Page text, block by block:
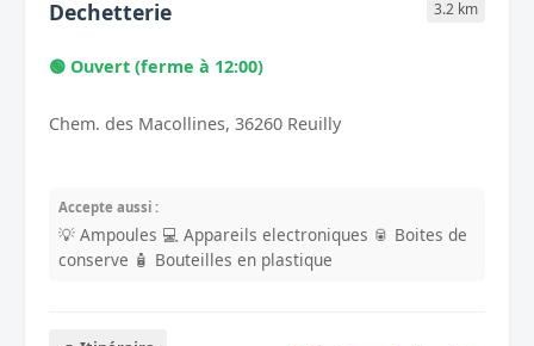
Dechetterie 3.2 km
🟢 Ouvert (ferme à 12:00)
Chem. des Macollines, 36260 Reuilly
Accepte aussi :
💡 Ampoules 💻 Appareils electroniques 🥫 Boites de
conserve 🧴 Bouteilles en plastique